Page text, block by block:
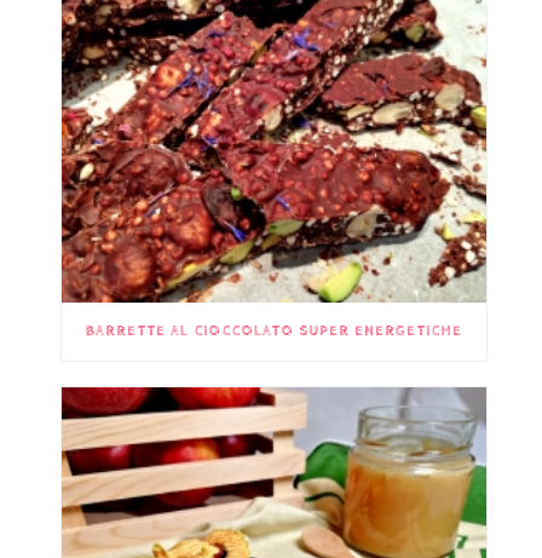
BARRETTE AL CIOCCOLATO SUPER ENERGETICHE